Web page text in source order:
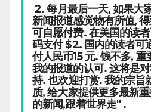
2. 每月最后一天, 如果大
新闻报道感觉物有所值,
可自愿付费. 在美国的读
码支付 $2. 国内的读者可
付人民币15 元. 钱不多,
我的报道的认可. 这将是
持. 也欢迎打赏. 我的宗旨
质, 给大家提供更多最新
的新闻,跟着世界走" .